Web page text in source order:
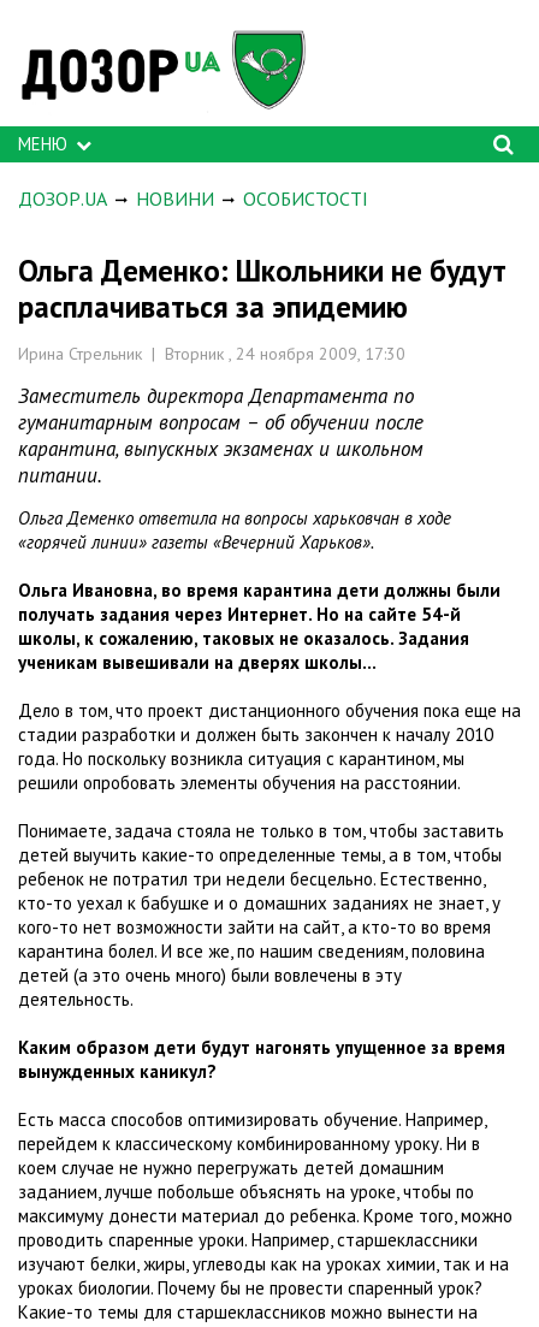
МЕНЮ
ДОЗОР.UA НОВИНИ ОСОБИСТОСТІ
Ольга Деменко: Школьники не будут
расплачиваться за эпидемию
Ирина Стрельник | Вторник , 24 ноября 2009, 17:30
Заместитель директора Департамента по
гуманитарным вопросам – об обучении после
карантина, выпускных экзаменах и школьном
питании.
Ольга Деменко ответила на вопросы харьковчан в ходе
«горячей линии» газеты «Вечерний Харьков».
Ольга Ивановна, во время карантина дети должны были
получать задания через Интернет. Но на сайте 54-й
школы, к сожалению, таковых не оказалось. Задания
ученикам вывешивали на дверях школы...
Дело в том, что проект дистанционного обучения пока еще на
стадии разработки и должен быть закончен к началу 2010
года. Но поскольку возникла ситуация с карантином, мы
решили опробовать элементы обучения на расстоянии.
Понимаете, задача стояла не только в том, чтобы заставить
детей выучить какие-то определенные темы, а в том, чтобы
ребенок не потратил три недели бесцельно. Естественно,
кто-то уехал к бабушке и о домашних заданиях не знает, у
кого-то нет возможности зайти на сайт, а кто-то во время
карантина болел. И все же, по нашим сведениям, половина
детей (а это очень много) были вовлечены в эту
деятельность.
Каким образом дети будут нагонять упущенное за время
вынужденных каникул?
Есть масса способов оптимизировать обучение. Например,
перейдем к классическому комбинированному уроку. Ни в
коем случае не нужно перегружать детей домашним
заданием, лучше побольше объяснять на уроке, чтобы по
максимуму донести материал до ребенка. Кроме того, можно
проводить спаренные уроки. Например, старшеклассники
изучают белки, жиры, углеводы как на уроках химии, так и на
уроках биологии. Почему бы не провести спаренный урок?
Какие-то темы для старшеклассников можно вынести на